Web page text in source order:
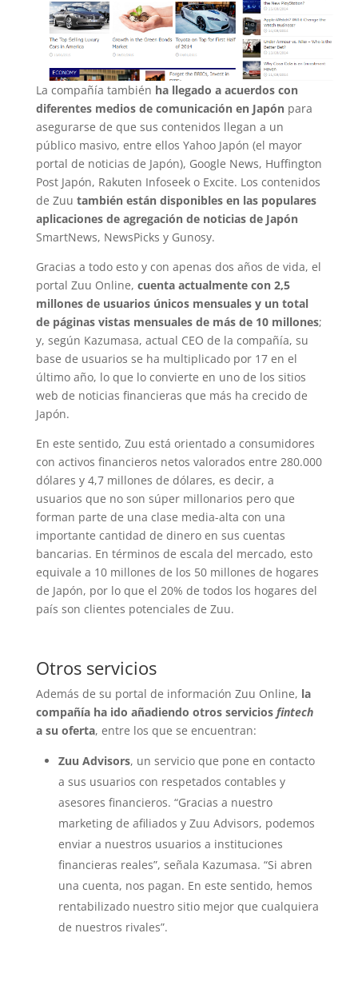
La compañía también ha llegado a acuerdos con
diferentes medios de comunicación en Japónpara
asegurarse de que sus contenidos llegan a un
público masivo, entre ellos Yahoo Japón (el mayor
portal de noticias de Japón), Google News, Huffington
Post Japón, Rakuten Infoseek o Excite. Los contenidos
de Zuu también están disponibles en las populares
aplicaciones de agregación de noticias de Japón
SmartNews, NewsPicks y Gunosy.
Gracias a todo esto y con apenas dos años de vida, el
portal Zuu Online, cuenta actualmente con 2,5
millones de usuarios únicos mensuales y un total
de páginas vistas mensuales de más de 10 millones;
y, según Kazumasa, actual CEO de la compañía, su
base de usuarios se ha multiplicado por 17 en el
último año, lo que lo convierte en uno de los sitios
web de noticias financieras que más ha crecido de
Japón.
En este sentido, Zuu está orientado a consumidores
con activos financieros netos valorados entre 280.000
dólares y 4,7 millones de dólares, es decir, a
usuarios que no son súper millonarios pero que
forman parte de una clase media-alta con una
importante cantidad de dinero en sus cuentas
bancarias. En términos de escala del mercado, esto
equivale a 10 millones de los 50 millones de hogares
de Japón, por lo que el 20% de todos los hogares del
país son clientes potenciales de Zuu.
Otros servicios
Además de su portal de información Zuu Online, la
compañía ha ido añadiendo otros servicios fintech
a su oferta, entre los que se encuentran:
Zuu Advisors, un servicio que pone en contacto
a sus usuarios con respetados contables y
asesores financieros. “Gracias a nuestro
marketing de afiliados y Zuu Advisors, podemos
enviar a nuestros usuarios a instituciones
financieras reales”, señala Kazumasa. “Si abren
una cuenta, nos pagan. En este sentido, hemos
rentabilizado nuestro sitio mejor que cualquiera
de nuestros rivales”.